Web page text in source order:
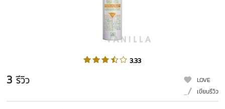
3.33
3 รีวิว
LOVE
เขียนรีวิว